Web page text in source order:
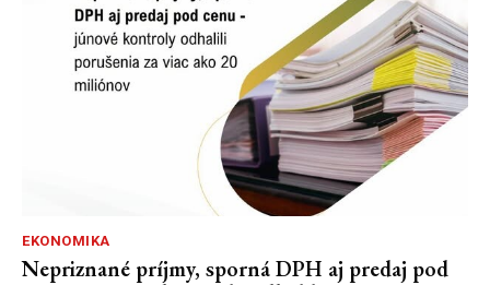
EKONOMIKA
Nepriznané príjmy, sporná DPH aj predaj pod